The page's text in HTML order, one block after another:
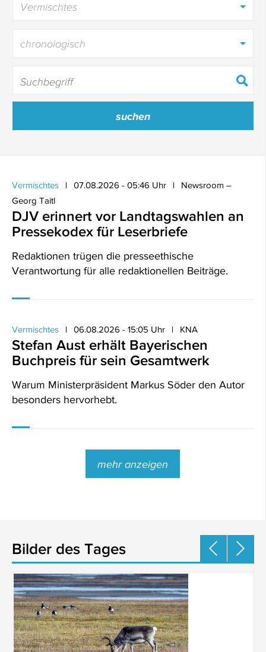
Vermischtes
chronologisch
Vermischtes 07.08.2026 - 05:46 Uhr
Newsroom –
Georg Taitl
DJV erinnert vor Landtagswahlen an
Pressekodex für Leserbriefe
Redaktionen trügen die presseethische
Verantwortung für alle redaktionellen Beiträge.
Vermischtes 06.08.2026 - 15:05 Uhr KNA
Stefan Aust erhält Bayerischen
Buchpreis für sein Gesamtwerk
Warum Ministerpräsident Markus Söder den Autor
besonders hervorhebt.
mehr anzeigen
Bilder des Tages